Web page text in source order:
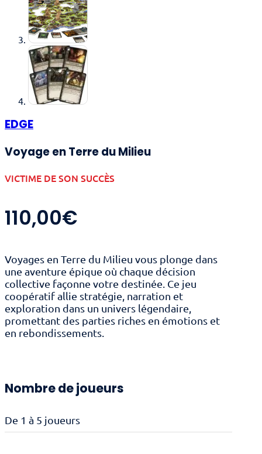
EDGE
Voyage en Terre du Milieu
VICTIME DE SON SUCCÈS
110,00€
Voyages en Terre du Milieu vous plonge dans
une aventure épique où chaque décision
collective façonne votre destinée. Ce jeu
coopératif allie stratégie, narration et
exploration dans un univers légendaire,
promettant des parties riches en émotions et
en rebondissements.
Nombre de joueurs
De 1 à 5 joueurs